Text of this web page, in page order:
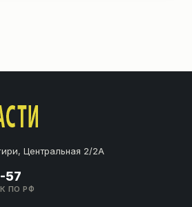
Центральная 2/2А
57
ПО РФ